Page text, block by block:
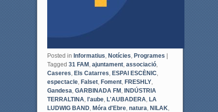
Posted in Informatius, Notícies, Programes
Tagged 31 FAM , ajuntament, associació,
Caseres, Els Catarres, ESPAI ESCÈNIC,
espectacle, Falset, Foment, FRESHLY,
Gandesa, GARBINADA FM , INDÚSTRIA
TERRALTINA, l'aube, L'AUBADERA, LA
LUDWIG BAND, Móra d'Ebre, natura, NILAK,